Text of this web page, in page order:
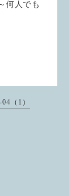
何人でも
（1）